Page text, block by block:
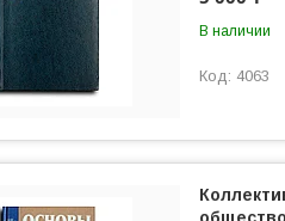
В наличии
4063